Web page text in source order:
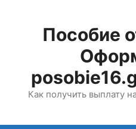
содержимомуПособие
Как получить выплату